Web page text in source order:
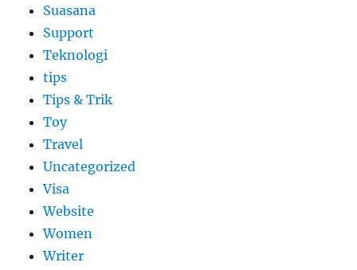
Suasana
Support
Teknologi
tips
Tips & Trik
Toy
Travel
Uncategorized
Visa
Website
Women
Writer